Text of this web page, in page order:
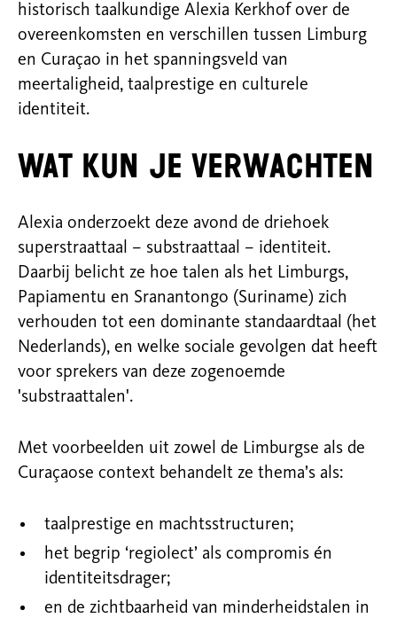
historisch taalkundige Alexia Kerkhof over de
overeenkomsten en verschillen tussen Limburg
en Curaçao in het spanningsveld van
meertaligheid, taalprestige en culturele
identiteit.
Wat kun je verwachten
Alexia onderzoekt deze avond de driehoek
superstraattaal – substraattaal – identiteit.
Daarbij belicht ze hoe talen als het Limburgs,
Papiamentu en Sranantongo (Suriname) zich
verhouden tot een dominante standaardtaal (het
Nederlands), en welke sociale gevolgen dat heeft
voor sprekers van deze zogenoemde
'substraattalen'.
Met voorbeelden uit zowel de Limburgse als de
Curaçaose context behandelt ze thema’s als:
taalprestige en machtsstructuren;
het begrip ‘regiolect’ als compromis én
identiteitsdrager;
en de zichtbaarheid van minderheidstalen in